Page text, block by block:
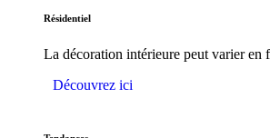
Résidentiel
La décoration intérieure peut varier en
Découvrez ici